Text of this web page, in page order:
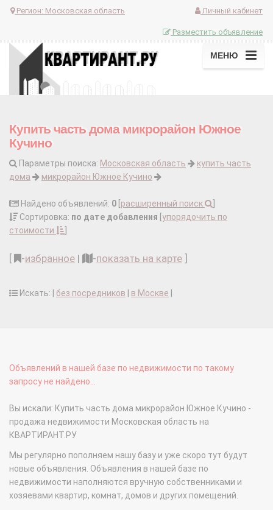
Регион: Московская область Личный кабинет
Разместить объявление
МЕНЮ
Купить часть дома микрорайон Южное
Кучино
Параметры поиска: Московская область
купить часть
дома
микрорайон Южное Кучино
Найдено объявлений: 0 расширенный поиск
Сортировка: по дате добавления упорядочить по
стоимости
-избранное | -показать на карте
Искать: | без посредников в Москве
Объявлений в нашей базе по недвижимости по такому
запросу не найдено...
Вы искали: Купить часть дома микрорайон Южное Кучино -
продажа недвижимости Московская область на
КВАРТИРАНТ.РУ
Мы регулярно пополняем нашу базу и уже скоро тут будут
новые объявления. Объявления в нашей базе по
недвижимости наполняются вручную собственниками и
хозяевами квартир, комнат, домов и других помещений.